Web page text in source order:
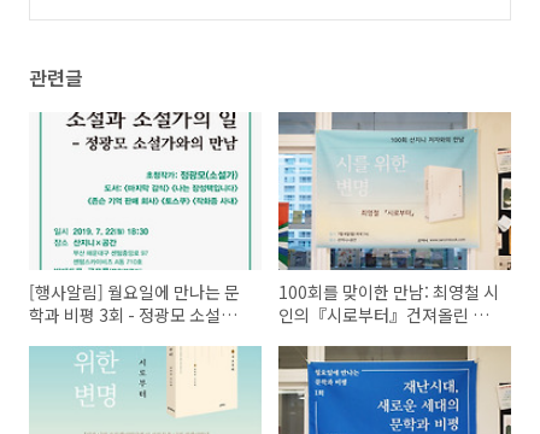
관련글
[행사알림] 월요일에 만나는 문
학과 비평 3회 - 정광모 소설가
100회를 맞이한 만남: 최영철 시
인의『시로부터』건져올린 한